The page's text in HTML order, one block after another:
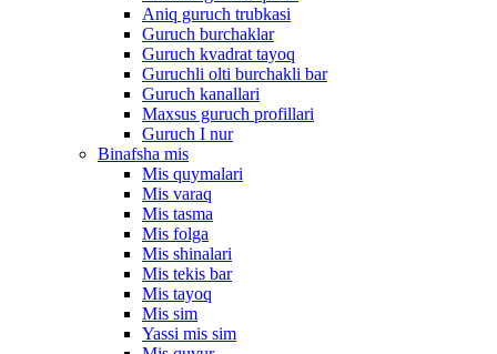
Aniq guruch trubkasi
Guruch burchaklar
Guruch kvadrat tayoq
Guruchli olti burchakli bar
Guruch kanallari
Maxsus guruch profillari
Guruch I nur
Binafsha mis
Mis quymalari
Mis varaq
Mis tasma
Mis folga
Mis shinalari
Mis tekis bar
Mis tayoq
Mis sim
Yassi mis sim